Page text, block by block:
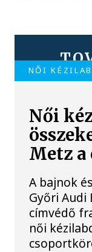
NŐI
Női
Metz
A bajnok
Győri Audi
címvédő
női